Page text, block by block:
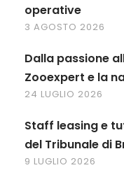
operative
3 AGOSTO 2026
Dalla passione
Zooexpert e la
24 LUGLIO 2026
Staff leasing e
del Tribunale di
9 LUGLIO 2026